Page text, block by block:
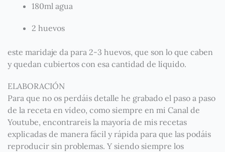
180ml agua
2 huevos
este maridaje da para 2-3 huevos, que son lo que caben
y quedan cubiertos con esa cantidad de líquido.
ELABORACIÓN
Para que no os perdáis detalle he grabado el paso a paso
de la receta en vídeo, como siempre en mi Canal de
Youtube, encontrareis la mayoría de mis recetas
explicadas de manera fácil y rápida para que las podáis
reproducir sin problemas. Y siendo siempre los